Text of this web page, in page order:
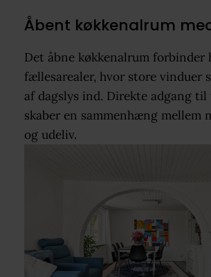
Åbent køkkenalrum
Det åbne køkkenalrum forbinder
fællesarealer, hvor store vinduer
af dagslys ind. Direkte adgang til
skaber en sammenhæng mellem
og udeliv.